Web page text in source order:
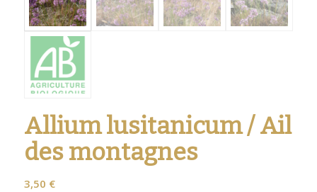
Allium lusitanicum / Ail
des montagnes
3,50 €